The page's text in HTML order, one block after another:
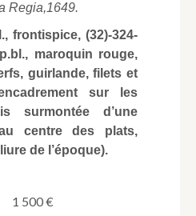
Regia,1649.
frontispice, (32)-324-
maroquin rouge,
guirlande, filets et
sur les
surmontée d’une
centre des plats,
de l’époque).
1 500€